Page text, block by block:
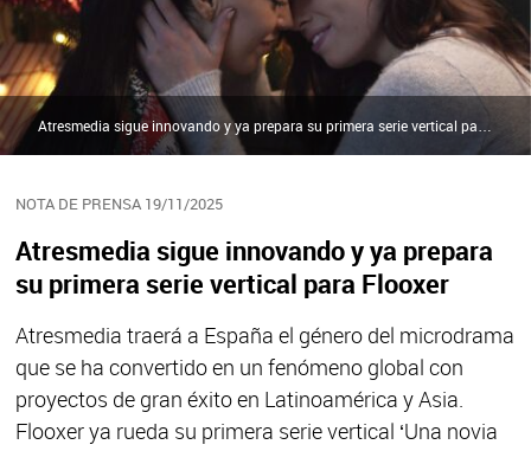
NOTA DE PRENSA 19/11/2025
Atresmedia sigue innovando y ya prepara
su primera serie vertical para Flooxer
Atresmedia traerá a España el género del microdrama
que se ha convertido en un fenómeno global con
proyectos de gran éxito en Latinoamérica y Asia.
Flooxer ya rueda su primera serie vertical ‘Una novia
Atresmedia sigue innovando y ya prepara su primera serie vertical para Flooxer | Atresmedia